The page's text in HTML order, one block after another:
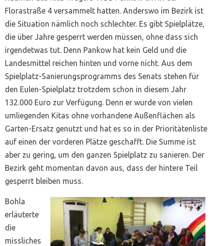
Florastraße 4 versammelt hatten. Anderswo im Bezirk ist
die Situation nämlich noch schlechter. Es gibt Spielplätze,
die über Jahre gesperrt werden müssen, ohne dass sich
irgendetwas tut. Denn Pankow hat kein Geld und die
Landesmittel reichen hinten und vorne nicht. Aus dem
Spielplatz-Sanierungsprogramms des Senats stehen für
den Eulen-Spielplatz trotzdem schon in diesem Jahr
132.000 Euro zur Verfügung. Denn er wurde von vielen
umliegenden Kitas ohne vorhandene Außenflächen als
Garten-Ersatz genutzt und hat es so in der Prioritätenliste
auf einen der vorderen Plätze geschafft. Die Summe ist
aber zu gering, um den ganzen Spielplatz zu sanieren. Der
Bezirk geht momentan davon aus, dass der hintere Teil
gesperrt bleiben muss.
Bohla
erläuterte
die
missliches